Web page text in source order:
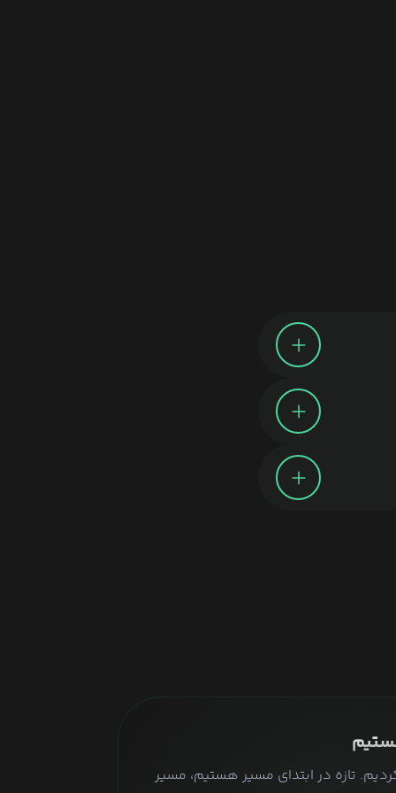
هستیم
تازه در ابتدای مسیر هستیم، مسیر